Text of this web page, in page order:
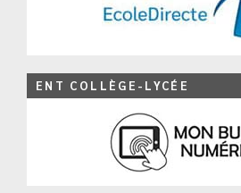
ENT COLLÈGE-LYCÉE